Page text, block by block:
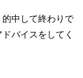
中して終わりで
バイスをしてく